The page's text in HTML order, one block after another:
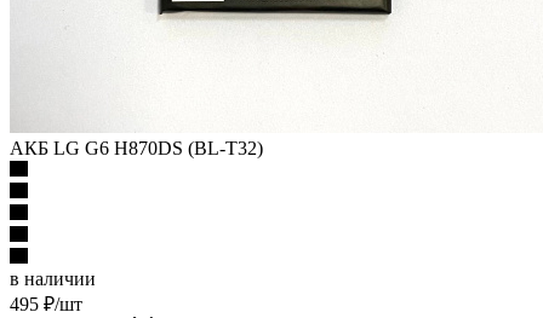
АКБ LG G6 H870DS (BL-T32)
в наличии
495 ₽/шт